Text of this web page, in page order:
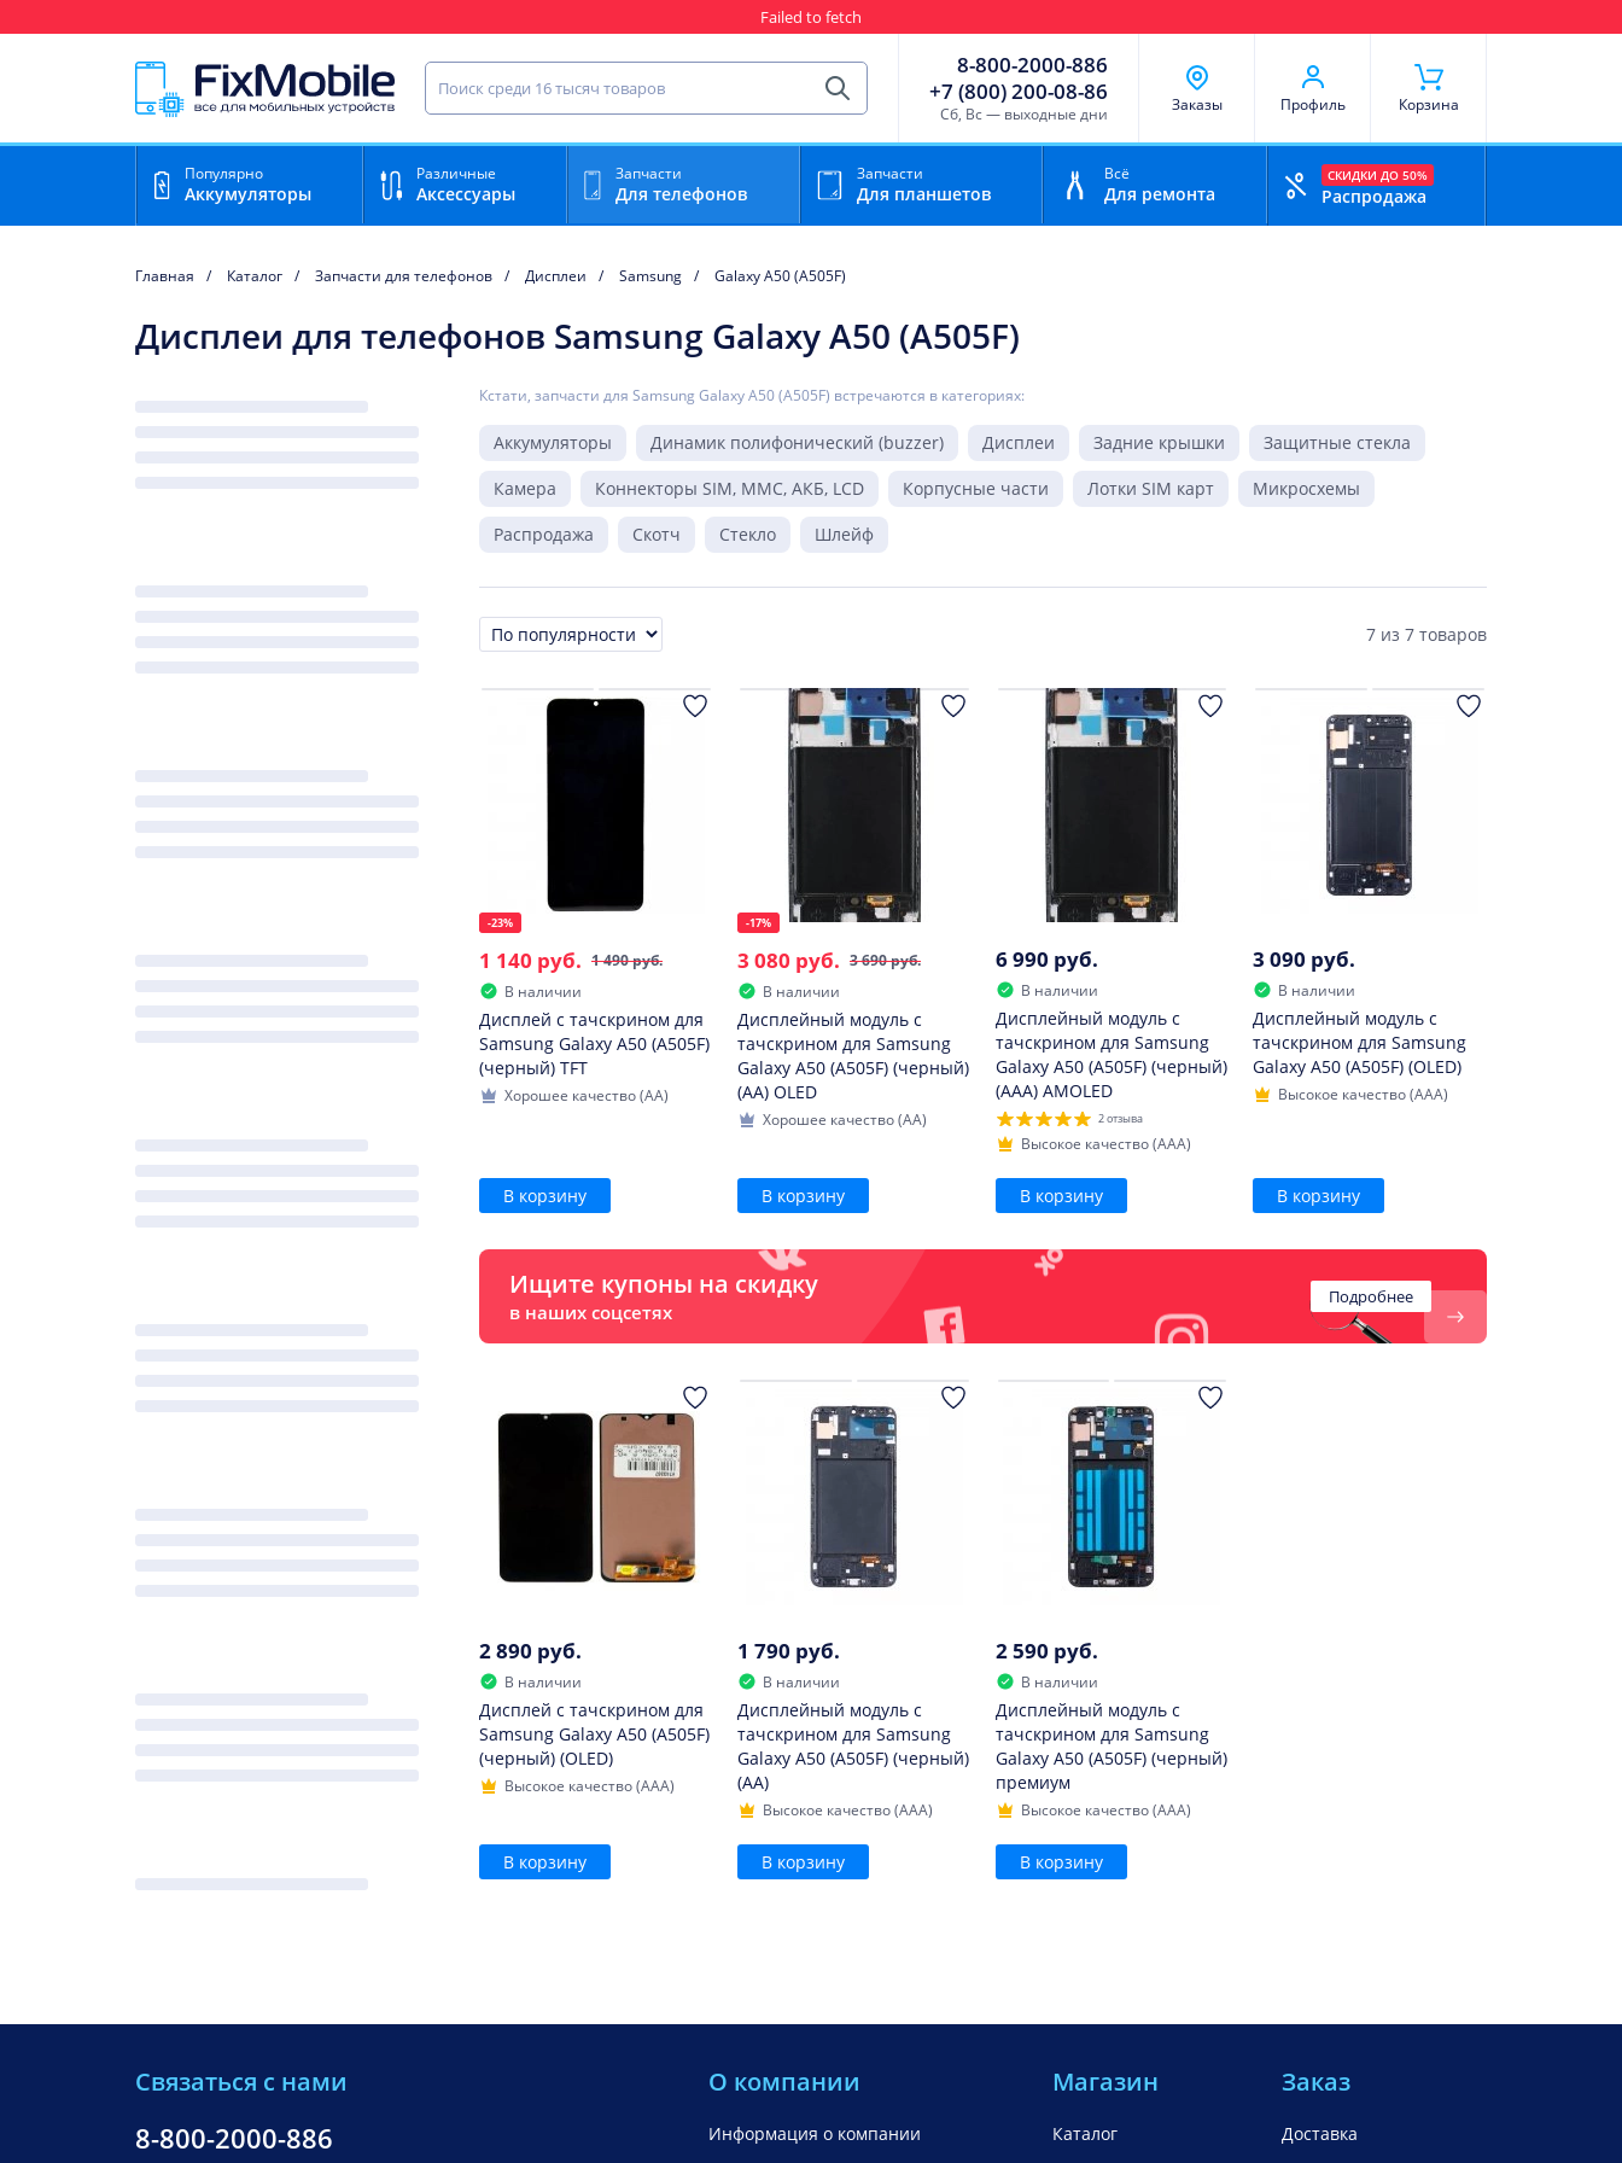
Failed to fetch
Найти запчасть для мобильного устройства
Найти
8-800-2000-886
+7 (800) 200-08-86
Cб, Вс — выходные дни Заказы Профиль Корзина
Популярно
Аккумуляторы
Различные
Аксессуары
Запчасти
Для телефонов
Запчасти
Для планшетов
Всё
Для ремонта
СКИДКИ ДО 50%
Распродажа
Главная Каталог Запчасти для телефонов Дисплеи Samsung Galaxy A50 (A505F)
Дисплеи для телефонов Samsung Galaxy A50 (A505F)
Кстати, запчасти для Samsung Galaxy A50 (A505F) встречаются в категориях:
Аккумуляторы Динамик полифонический (buzzer) Дисплеи Задние крышки
Защитные стекла
Камера
Коннекторы SIM, MMC, АКБ, LCD Корпусные части Лотки SIM карт
Микросхемы
Распродажа
Скотч Стекло Шлейф
Сортировка 7 из 7 товаров
-23%
1 490 руб.
1 140 руб.
В наличии
Дисплей с тачскрином для
Samsung Galaxy A50 (A505F)
(черный) TFT
Хорошее качество (AA)
В корзину
-17%
3 690 руб.
3 080 руб.
В наличии
Дисплейный модуль с
тачскрином для Samsung
Galaxy A50 (A505F) (черный)
(AA) OLED
Хорошее качество (AA)
В корзину
6 990 руб.
В наличии
Дисплейный модуль с
тачскрином для Samsung
Galaxy A50 (A505F) (черный)
(AAA) AMOLED
2 отзыва
Высокое качество (AAA)
В корзину
3 090 руб.
В наличии
Дисплейный модуль с
тачскрином для Samsung
Galaxy A50 (A505F) (OLED)
Высокое качество (AAA)
В корзину
Ищите купоны на скидку
в наших соцсетях
Подробнее
2 890 руб.
В наличии
Дисплей с тачскрином для
Samsung Galaxy A50 (A505F)
(черный) (OLED)
Высокое качество (AAA)
В корзину
1 790 руб.
В наличии
Дисплейный модуль с
тачскрином для Samsung
Galaxy A50 (A505F) (черный)
(AA)
Высокое качество (AAA)
В корзину
2 590 руб.
В наличии
Дисплейный модуль с
тачскрином для Samsung
Galaxy A50 (A505F) (черный)
премиум
Высокое качество (AAA)
В корзину
Связаться с нами
8-800-2000-886
О компании
Информация о компании
Магазин
Каталог
Заказ
Доставка